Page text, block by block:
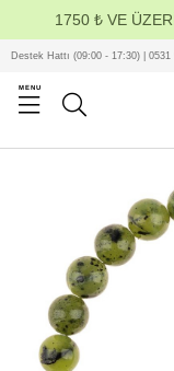
1750 ₺ VE
MENU
Destek Hattı (09:00 - 17:30) | 0531